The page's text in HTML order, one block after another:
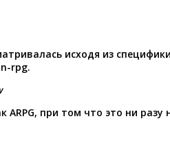
исходя из
rpg.
ARPG, при том что это ни разу